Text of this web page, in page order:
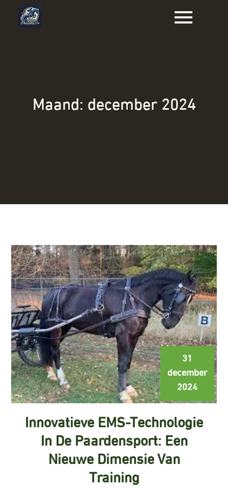
Maand: december 2024
31
december
2024
Innovatieve EMS-Technologie
In De Paardensport: Een
Nieuwe Dimensie Van
Training